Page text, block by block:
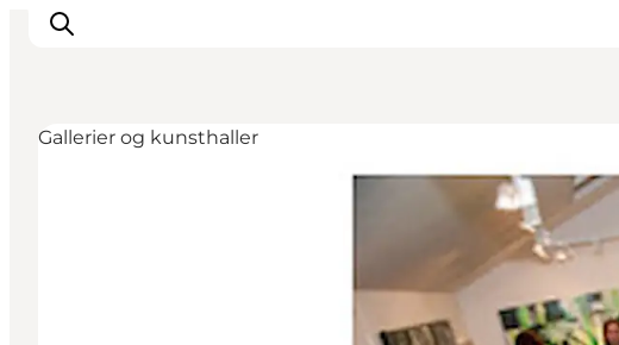
Gallerier og kunsthaller